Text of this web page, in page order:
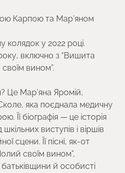
Карпою та Мар’яном
колядок у 2022 році.
включно з “Вишита
вином”.
Це Мар’яна Яромій,
яка поєднала медичну
Її біографія — це історія
виступів і віршів
сцени. Її пісні, як-от
своїм вином”,
й особисті